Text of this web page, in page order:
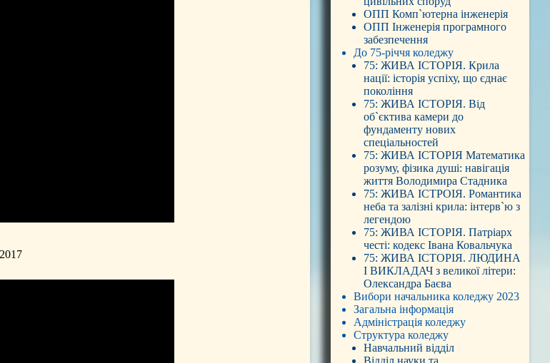
ОПП Комп`ютерна інженерія
ОПП Інженерія програмного
забезпечення
До 75-річчя коледжу
75: ЖИВА ІСТОРІЯ. Крила
нації: історія успіху, що єднає
покоління
75: ЖИВА ІСТОРІЯ. Від
об`єктива камери до
фундаменту нових
спеціальностей
75: ЖИВА ІСТОРІЯ Математика
розуму, фізика душі: навігація
життя Володимира Стадника
75: ЖИВА ІСТРОІЯ. Романтика
неба та залізні крила: інтерв`ю з
легендою
75: ЖИВА ІСТОРІЯ. Патріарх
честі: кодекс Івана Ковальчука
75: ЖИВА ІСТОРІЯ. ЛЮДИНА
І ВИКЛАДАЧ з великої літери:
Олександра Баєва
Вибори начальника коледжу 2023
Загальна інформація
Адміністрація коледжу
Структура коледжу
Навчальний відділ